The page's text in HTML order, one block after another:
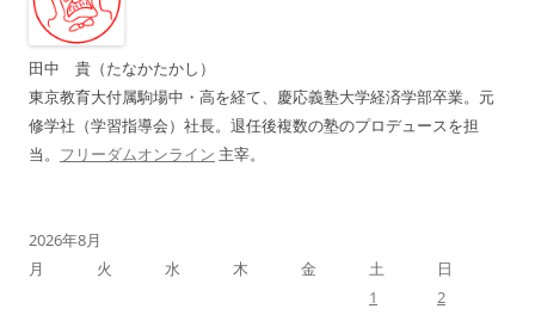
シ
ョ
ン
田中 貴（たなかたかし）
東京教育大付属駒場中・高を経て、慶応義塾大学経済学部卒業。元
修学社（学習指導会）社長。退任後複数の塾のプロデュースを担
当。 フリーダムオンライン 主宰。
2026年8月
月
火 水 木 金 土
日
1
2